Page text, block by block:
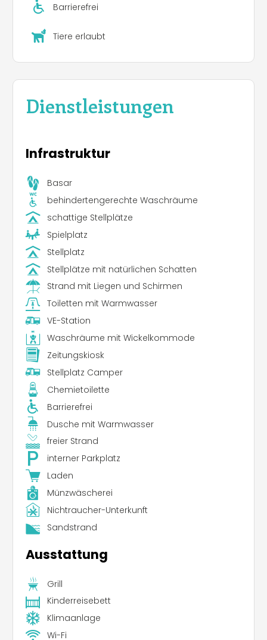
Barrierefrei
Tiere erlaubt
Dienstleistungen
Infrastruktur
Basar
behindertengerechte Waschräume
schattige Stellplätze
Spielplatz
Stellplatz
Stellplätze mit natürlichen Schatten
Strand mit Liegen und Schirmen
Toiletten mit Warmwasser
VE-Station
Waschräume mit Wickelkommode
Zeitungskiosk
Stellplatz Camper
Chemietoilette
Barrierefrei
Dusche mit Warmwasser
freier Strand
interner Parkplatz
Laden
Münzwäscherei
Nichtraucher-Unterkunft
Sandstrand
Ausstattung
Grill
Kinderreisebett
Klimaanlage
Wi-Fi